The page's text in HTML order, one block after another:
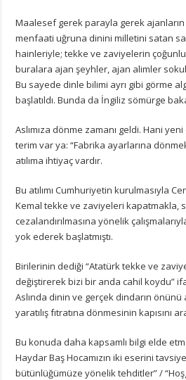
Maalesef gerek parayla gerek ajanların
menfaati uğruna dinini milletini satan
hainleriyle; tekke ve zaviyelerin
buralara ajan şeyhler, ajan alimler
Bu sayede dinle bilimi ayrı gibi görme
başlatıldı. Bunda da İngiliz sömürge
Aslımıza dönme zamanı geldi. Hani
terim var ya: “Fabrika ayarlarına
atılıma ihtiyaç vardır.
Bu atılımı Cumhuriyetin kurulmasıyla
Kemal tekke ve zaviyeleri kapatmakla,
cezalandırılmasına yönelik
yok ederek başlatmıştı.
Birilerinin dediği “Atatürk tekke ve
değiştirerek bizi bir anda cahil koydu”
Aslında dinin ve gerçek dindarın
yaratılış fıtratına dönmesinin kapısını
Bu konuda daha kapsamlı bilgi elde
Haydar Baş Hocamızın iki eserini
bütünlüğümüze yönelik tehditler” /